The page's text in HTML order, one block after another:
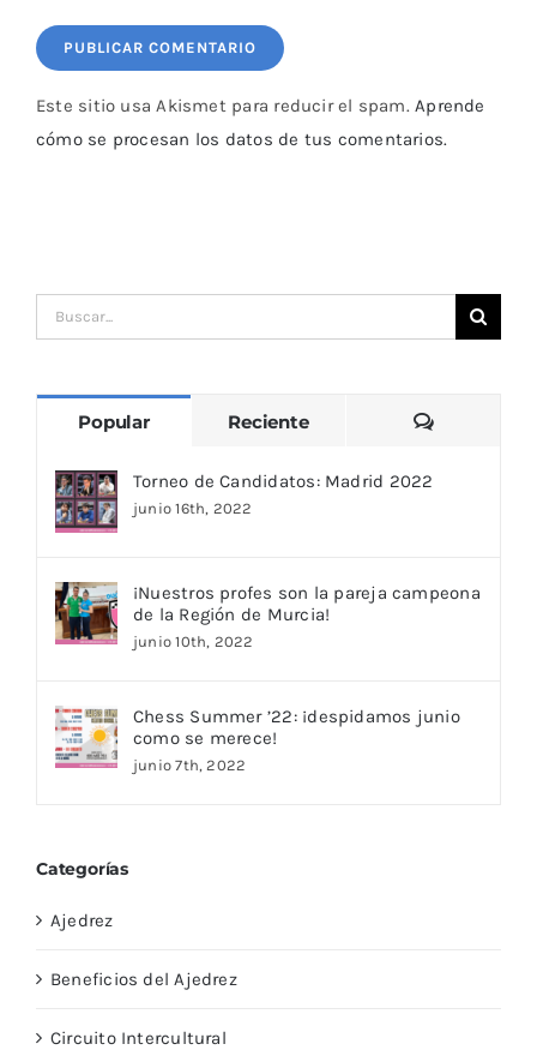
Este sitio usa Akismet para reducir el spam.Aprende
cómo se procesan los datos de tus comentarios.
Buscar:
Popular Reciente
Torneo de Candidatos: Madrid 2022
junio 16th, 2022
¡Nuestros profes son la pareja campeona
de la Región de Murcia!
junio 10th, 2022
Chess Summer ’22: ¡despidamos junio
como se merece!
junio 7th, 2022
Categorías
Ajedrez
Beneficios del Ajedrez
Circuito Intercultural